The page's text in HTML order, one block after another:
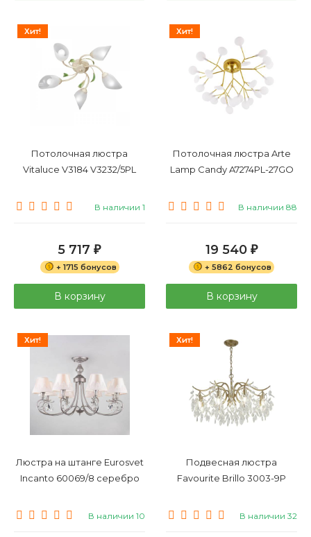
Хит!
Потолочная люстра
Vitaluce V3184 V3232/5PL
В наличии 1
5 717 ₽
+ 1715 бонусов
В корзину
Хит!
Потолочная люстра Arte
Lamp Candy A7274PL-27GO
В наличии 88
19 540 ₽
+ 5862 бонусов
В корзину
Хит!
Люстра на штанге Eurosvet
Incanto 60069/8 серебро
В наличии 10
Хит!
Подвесная люстра
Favourite Brillo 3003-9P
В наличии 32